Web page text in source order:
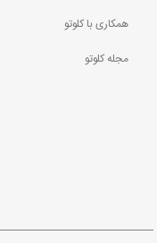
همکاری با کلوتو
مجله کلوتو